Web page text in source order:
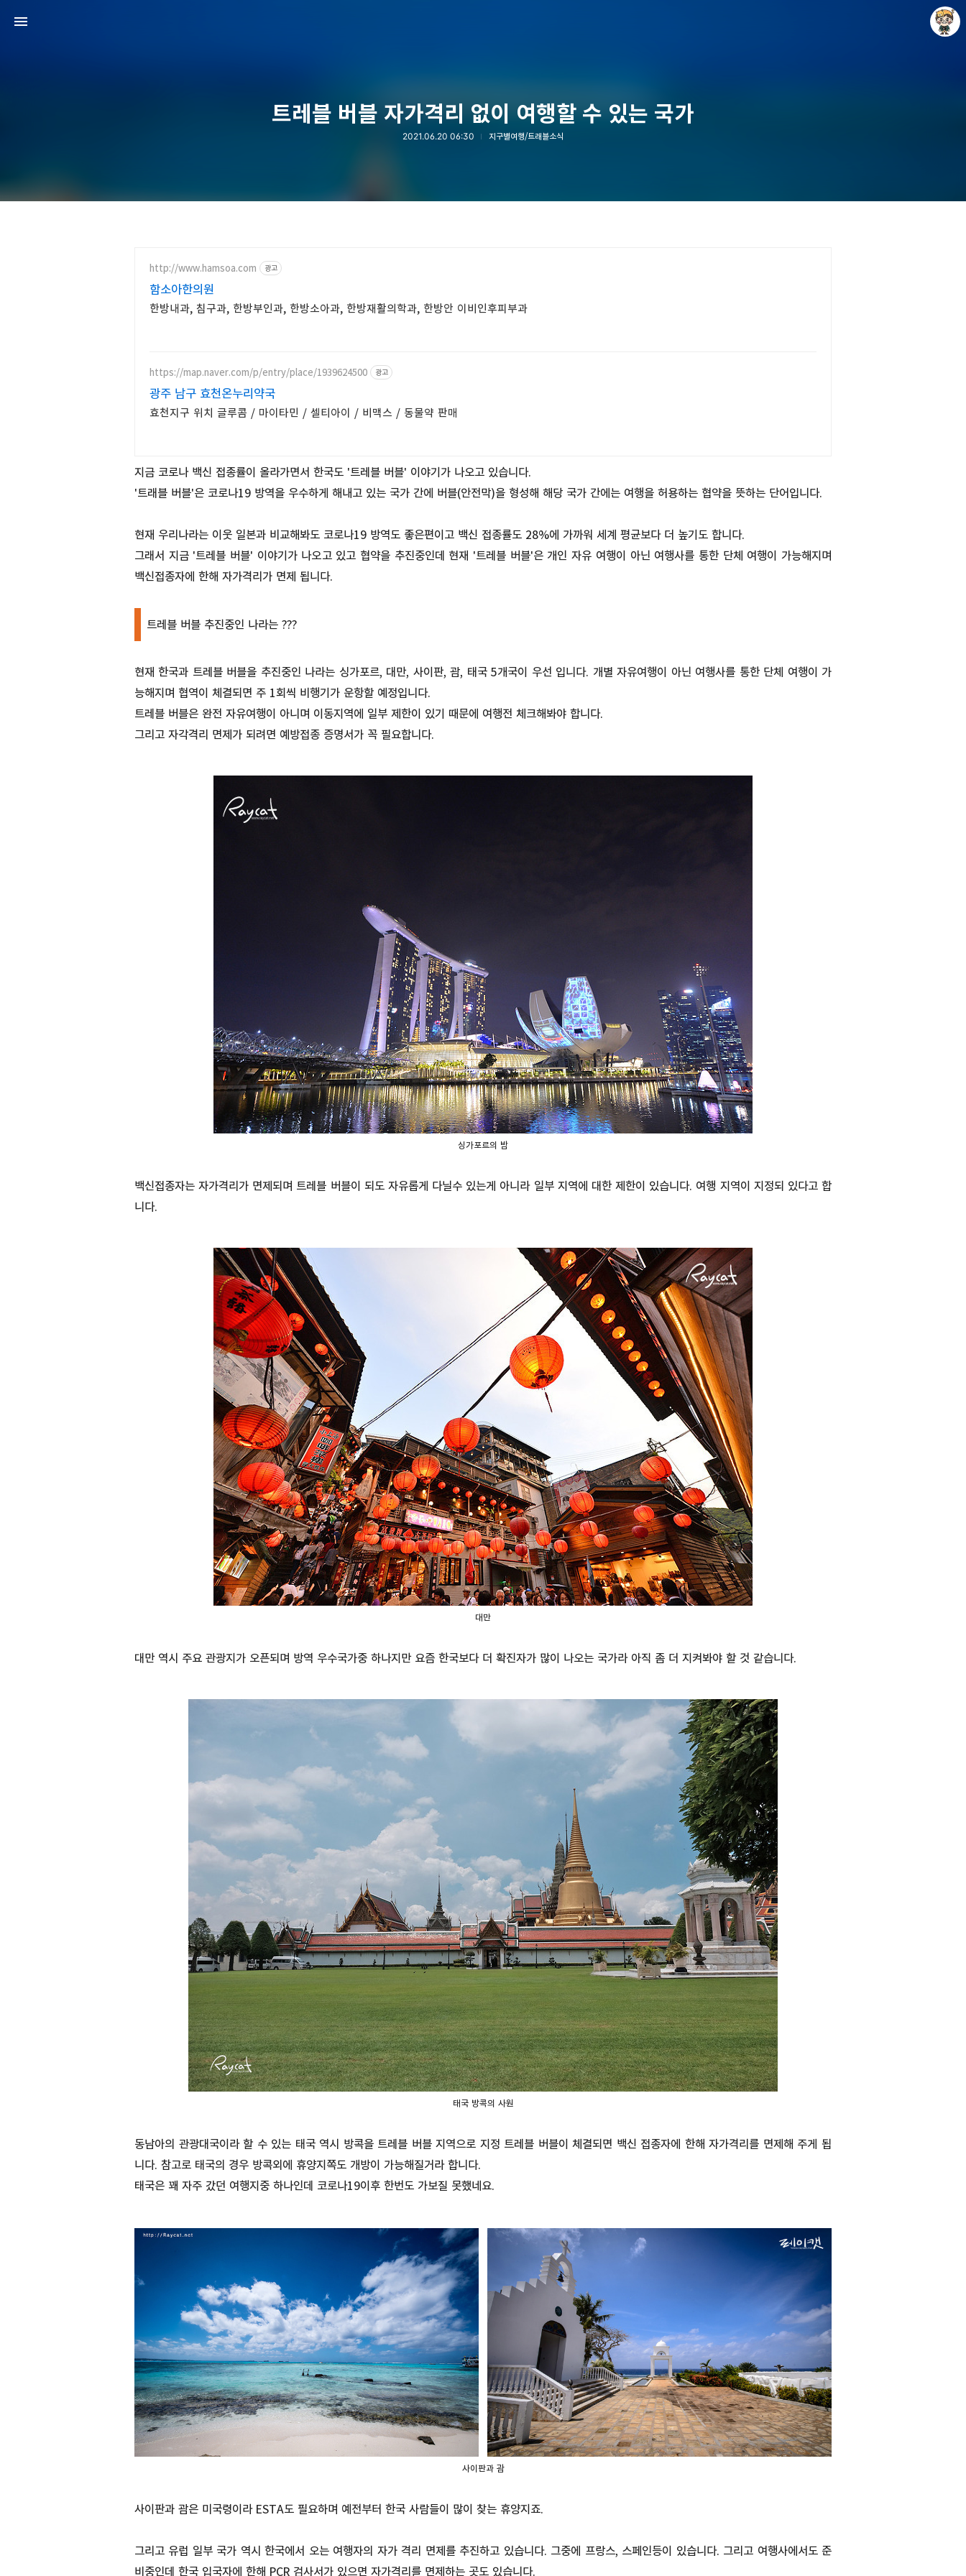
트레블 버블 자가격리 없이 여행할 수 있는 국가
2021.06.20 06:30 지구별여행/트래블소식
http://www.hamsoa.com 광고
함소아한의원
한방내과, 침구과, 한방부인과, 한방소아과, 한방재활의학과, 한방안 이비인후피부과
https://map.naver.com/p/entry/place/1939624500 광고
광주 남구 효천온누리약국
효천지구 위치 글루콤 / 마이타민 / 셀티아이 / 비맥스 / 동물약 판매
지금 코로나 백신 접종률이 올라가면서 한국도 '트레블 버블' 이야기가 나오고 있습니다.
'트래블 버블'은 코로나19 방역을 우수하게 해내고 있는 국가 간에 버블(안전막)을 형성해 해당 국가 간에는 여행을 허용하는 협약을 뜻하는 단어입니다.
현재 우리나라는 이웃 일본과 비교해봐도 코로나19 방역도 좋은편이고 백신 접종률도 28%에 가까워 세계 평균보다 더 높기도 합니다.
그래서 지금 '트레블 버블' 이야기가 나오고 있고 협약을 추진중인데 현재 '트레블 버블'은 개인 자유 여행이 아닌 여행사를 통한 단체 여행이 가능해지며
백신접종자에 한해 자가격리가 면제 됩니다.
트레블 버블 추진중인 나라는 ???
현재 한국과 트레블 버블을 추진중인 나라는 싱가포르, 대만, 사이판, 괌, 태국 5개국이 우선 입니다. 개별 자유여행이 아닌 여행사를 통한 단체 여행이 가
능해지며 협역이 체결되면 주 1회씩 비행기가 운항할 예정입니다.
트레블 버블은 완전 자유여행이 아니며 이동지역에 일부 제한이 있기 때문에 여행전 체크해봐야 합니다.
그리고 자각격리 면제가 되려면 예방접종 증명서가 꼭 필요합니다.
싱가포르의 밤
백신접종자는 자가격리가 면제되며 트레블 버블이 되도 자유롭게 다닐수 있는게 아니라 일부 지역에 대한 제한이 있습니다. 여행 지역이 지정되 있다고 합
니다.
대만
대만 역시 주요 관광지가 오픈되며 방역 우수국가중 하나지만 요즘 한국보다 더 확진자가 많이 나오는 국가라 아직 좀 더 지켜봐야 할 것 같습니다.
태국 방콕의 사원
동남아의 관광대국이라 할 수 있는 태국 역시 방콕을 트레블 버블 지역으로 지정 트레블 버블이 체결되면 백신 접종자에 한해 자가격리를 면제해 주게 됩
니다. 참고로 태국의 경우 방콕외에 휴양지쪽도 개방이 가능해질거라 합니다.
태국은 꽤 자주 갔던 여행지중 하나인데 코로나19이후 한번도 가보질 못했네요.
사이판과 괌
사이판과 괌은 미국령이라 ESTA도 필요하며 예전부터 한국 사람들이 많이 찾는 휴양지죠.
그리고 유럽 일부 국가 역시 한국에서 오는 여행자의 자가 격리 면제를 추진하고 있습니다. 그중에 프랑스, 스페인등이 있습니다. 그리고 여행사에서도 준
비중인데 한국 입국자에 한해 PCR 검사서가 있으면 자가격리를 면제하는 곳도 있습니다.